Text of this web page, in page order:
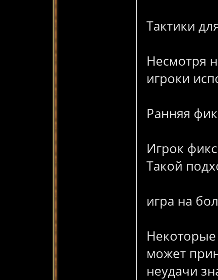
Тактики
Несмотря
игроки
Ранняя
Игрок
Такой
игра на
может
неудачи